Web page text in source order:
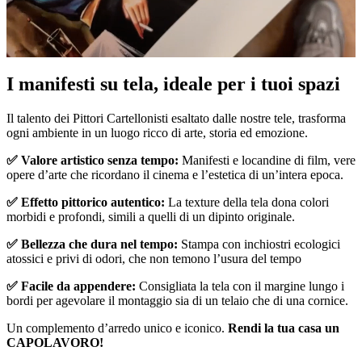
I manifesti su tela, ideale per i tuoi spazi
Il talento dei Pittori Cartellonisti esaltato dalle nostre tele, trasforma
ogni ambiente in un luogo ricco di arte, storia ed emozione.
✅ Valore artistico senza tempo: Manifesti e locandine di film, vere
opere d’arte che ricordano il cinema e l’estetica di un’intera epoca.
✅ Effetto pittorico autentico: La texture della tela dona colori
morbidi e profondi, simili a quelli di un dipinto originale.
✅ Bellezza che dura nel tempo: Stampa con inchiostri ecologici
atossici e privi di odori, che non temono l’usura del tempo
✅ Facile da appendere: Consigliata la tela con il margine lungo i
bordi per agevolare il montaggio sia di un telaio che di una cornice.
Un complemento d’arredo unico e iconico. Rendi la tua casa un
CAPOLAVORO!